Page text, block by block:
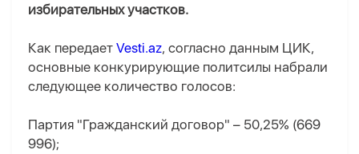
избирательных участков.
Как передает Vesti.az, согласно данным ЦИК,
основные конкурирующие политсилы набрали
следующее количество голосов:
Партия "Гражданский договор" – 50,25% (669
996);